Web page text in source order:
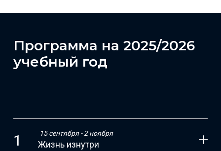
Программа на 2025/2026
учебный год
15 сентября - 2 ноября
Жизнь изнутри